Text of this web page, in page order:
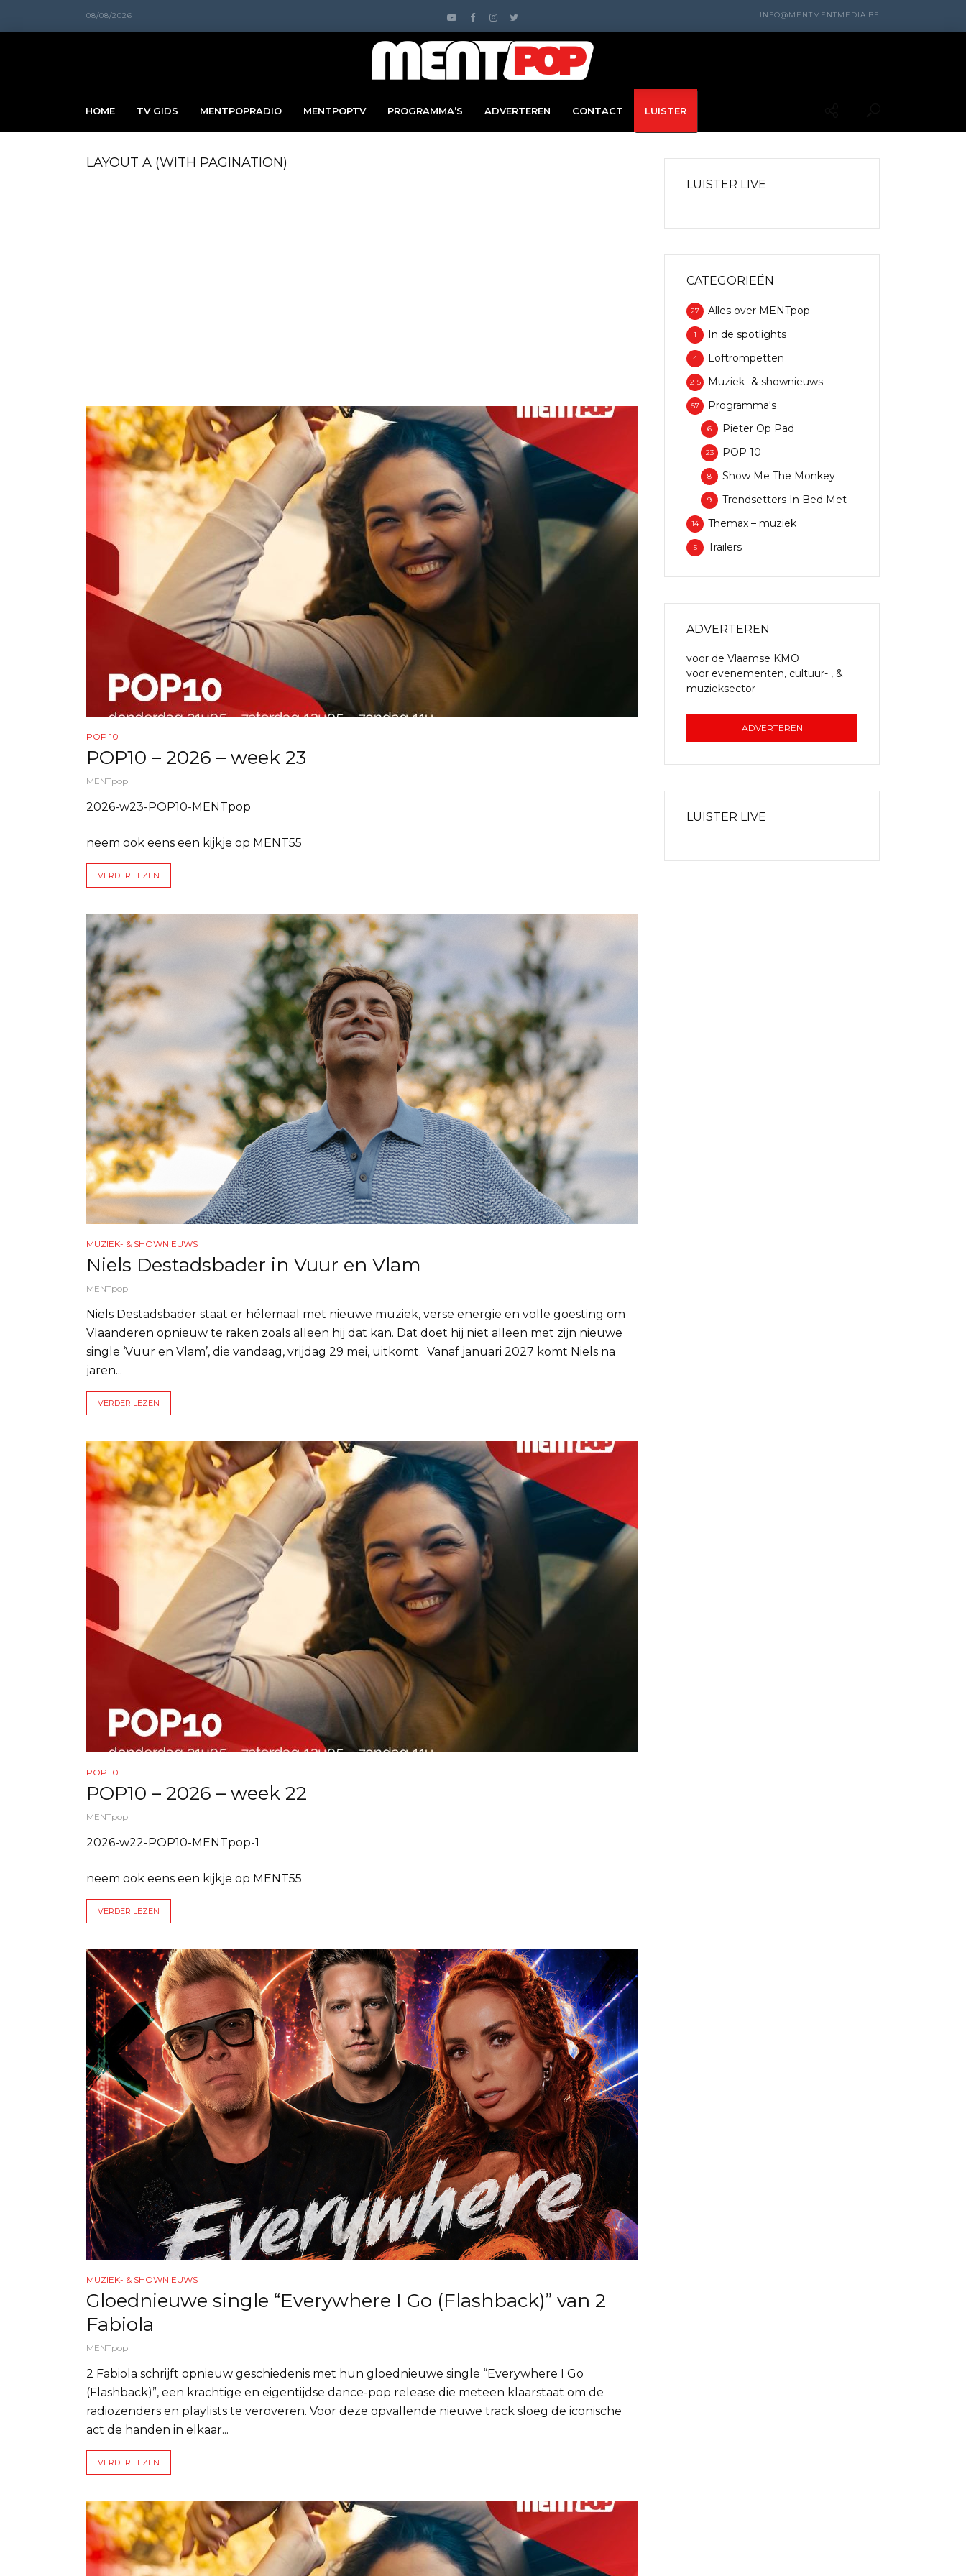
08/08/2026 INFO@MENTMENTMEDIA.BE
HOME TV GIDS MENTPOPRADIO MENTPOPTV PROGRAMMA’S ADVERTEREN CONTACT LUISTER
LAYOUT A (WITH PAGINATION)
POP 10
POP10 – 2026 – week 23
MENTpop
2026-w23-POP10-MENTpop
neem ook eens een kijkje op MENT55
VERDER LEZEN
MUZIEK- & SHOWNIEUWS
Niels Destadsbader in Vuur en Vlam
MENTpop
Niels Destadsbader staat er hélemaal met nieuwe muziek, verse energie en volle goesting om
Vlaanderen opnieuw te raken zoals alleen hij dat kan. Dat doet hij niet alleen met zijn nieuwe
single ‘Vuur en Vlam’, die vandaag, vrijdag 29 mei, uitkomt. Vanaf januari 2027 komt Niels na
jaren...
VERDER LEZEN
POP 10
POP10 – 2026 – week 22
MENTpop
2026-w22-POP10-MENTpop-1
neem ook eens een kijkje op MENT55
VERDER LEZEN
MUZIEK- & SHOWNIEUWS
Gloednieuwe single “Everywhere I Go (Flashback)” van 2
Fabiola
MENTpop
2 Fabiola schrijft opnieuw geschiedenis met hun gloednieuwe single “Everywhere I Go
(Flashback)”, een krachtige en eigentijdse dance-pop release die meteen klaarstaat om de
radiozenders en playlists te veroveren. Voor deze opvallende nieuwe track sloeg de iconische
act de handen in elkaar...
VERDER LEZEN
LUISTER LIVE
CATEGORIEËN
Alles over MENTpop
27
In de spotlights
1
Loftrompetten
4
Muziek- & shownieuws
215
Programma's
57
Pieter Op Pad
6
POP 10
23
Show Me The Monkey
8
Trendsetters In Bed Met
9
Themax – muziek
14
Trailers
5
ADVERTEREN
voor de Vlaamse KMO
voor evenementen, cultuur- , &
muzieksector
ADVERTEREN
LUISTER LIVE